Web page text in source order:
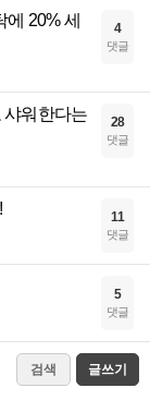
에 20% 세
4
댓글
샤워한다는
28
댓글
11
댓글
5
댓글
검색 글쓰기